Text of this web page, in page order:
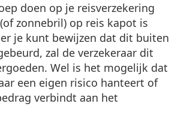
doen op je reisverzekering
zonnebril) op reis kapot is
je kunt bewijzen dat dit buiten
zal de verzekeraar dit
Wel is het mogelijk dat
een eigen risico hanteert of
verbindt aan het